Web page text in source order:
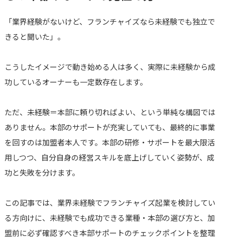
「業界経験がないけど、フランチャイズなら未経験でも独立で
きると聞いた」。
こうしたイメージで動き始める人は多く、実際に未経験から成
功しているオーナーも一定数存在します。
ただ、未経験＝本部に頼り切ればよい、という単純な構図では
ありません。本部のサポートが充実していても、最終的に事業
を回すのは加盟者本人です。本部の研修・サポートを最大限活
用しつつ、自分自身の経営スキルを底上げしていく姿勢が、成
功と失敗を分けます。
この記事では、業界未経験でフランチャイズ起業を検討してい
る方向けに、未経験でも成功できる業種・本部の選び方と、加
盟前に必ず確認すべき本部サポートのチェックポイントを整理